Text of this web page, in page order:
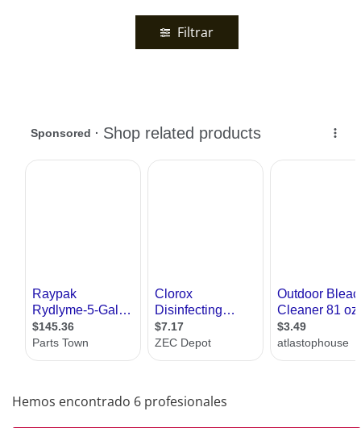
Filtrar
Hemos encontrado 6 profesionales